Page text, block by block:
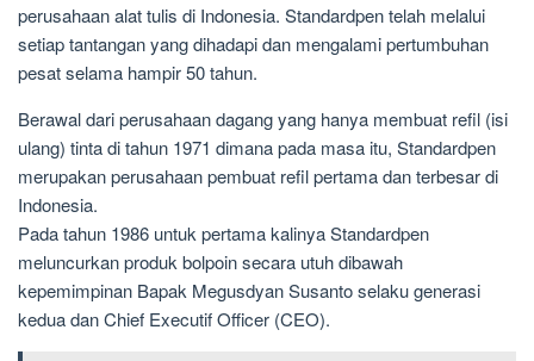
perusahaan alat tulis di Indonesia. Standardpen telah melalui
setiap tantangan yang dihadapi dan mengalami pertumbuhan
pesat selama hampir 50 tahun.
Berawal dari perusahaan dagang yang hanya membuat refil (isi
ulang) tinta di tahun 1971 dimana pada masa itu, Standardpen
merupakan perusahaan pembuat refil pertama dan terbesar di
Indonesia.
Pada tahun 1986 untuk pertama kalinya Standardpen
meluncurkan produk bolpoin secara utuh dibawah
kepemimpinan Bapak Megusdyan Susanto selaku generasi
kedua dan Chief Executif Officer (CEO).